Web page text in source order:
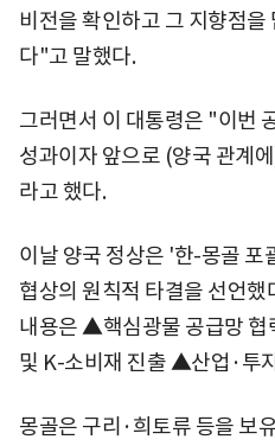
비전을 확인하고 그 지향점을
다"고 말했다.
그러면서 이 대통령은 "이번
성과이자 앞으로 (양국 관계
라고 했다.
이날 양국 정상은 '한-몽골
협상의 원칙적 타결을 선언
내용은 ▲핵심광물 공급망
및 K-소비재 진출 ▲산업·투
몽골은 구리·희토류 등을 보